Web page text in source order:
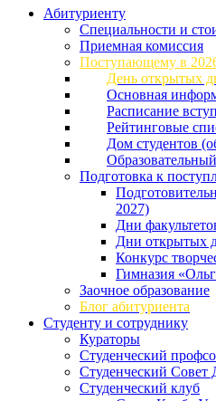
Абитуриенту
Специальности и
Приемная комиссия
Поступающему в
День открытых
Основная
Расписание
Рейтинговые
Дом студентов
Подготовка к
2027)
Дни
Дни открытых
Конкурс
Гимназия
Заочное образование
Блог абитуриента
Студенту и сотруднику
Кураторы
Студенческий
Студенческий Совет
Студенческий клуб